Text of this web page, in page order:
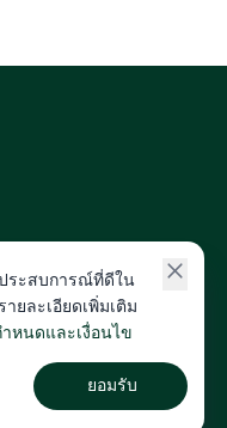
าน
ระสบการณ์ที่ดีใน
ยละเอียดเพิ่มเติม
หนดและเงื่อนไข
ยอมรับ